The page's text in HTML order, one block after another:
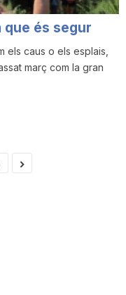
que és segur
els caus o els esplais,
març com la gran